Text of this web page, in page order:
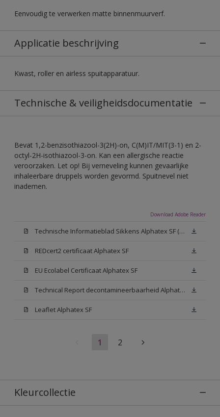
Eenvoudig te verwerken matte binnenmuurverf.
Applicatie beschrijving
Kwast, roller en airless spuitapparatuur.
Technische & veiligheidsdocumentatie
Bevat 1,2-benzisothiazool-3(2H)-on, C(M)IT/MIT(3-1) en 2-
octyl-2H-isothiazool-3-on. Kan een allergische reactie
veroorzaken. Let op! Bij verneveling kunnen gevaarlijke
inhaleerbare druppels worden gevormd. Spuitnevel niet
inademen.
Download Adobe Reader
Technische Informatieblad Sikkens Alphatex SF (PDF)
REDcert2 certificaat Alphatex SF
EU Ecolabel Certificaat Alphatex SF
Technical Report decontamineerbaarheid Alphatex SF
Leaflet Alphatex SF
1 2
Kleurcollectie